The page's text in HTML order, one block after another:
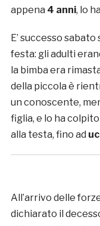
appena 4 anni, lo
E’ successo sabato
festa: gli adulti
la bimba era
della piccola è
un conoscente,
figlia, e lo ha
alla testa, fino ad
All’arrivo delle
dichiarato il